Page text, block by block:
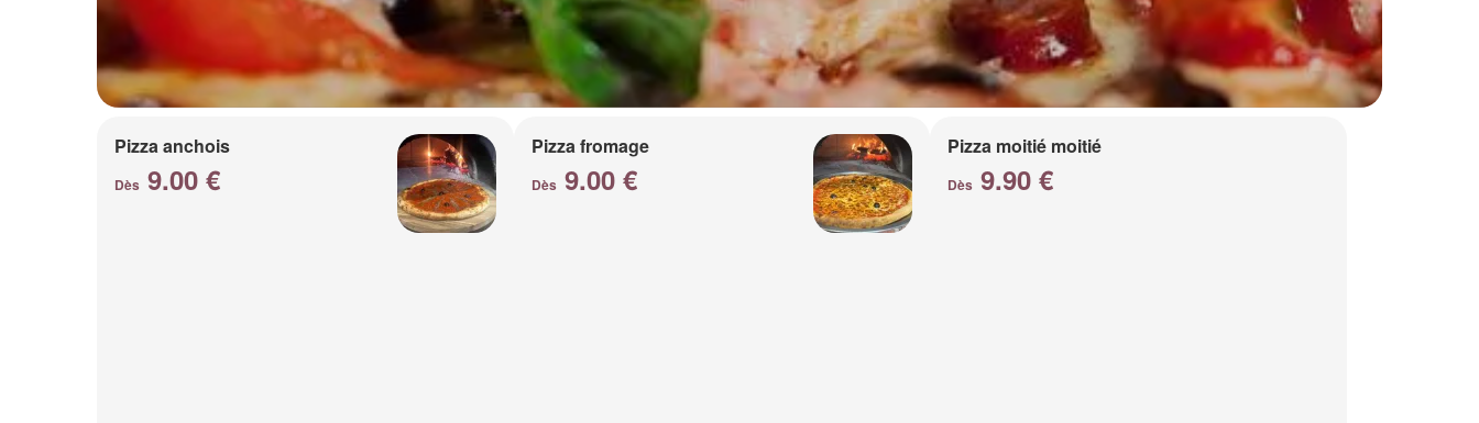
Pizza anchois
Dès 9.00 €
Pizza fromage
Dès 9.00 €
Pizza moitié moitié
Dès 9.90 €